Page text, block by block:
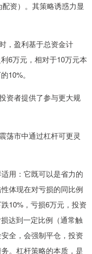
资）。其策略诱惑力显
，盈利基于总资金计
6万元，相对于10万元本
10%。
资者提供了参与更大规
荡市中通过杠杆可更灵
用：它既可以是省力的
体现在对亏损的同比例
10%，亏损6万元，投资
达到一定比例（通常触
全，会强制平仓，投资
。杠杆策略的本质，是